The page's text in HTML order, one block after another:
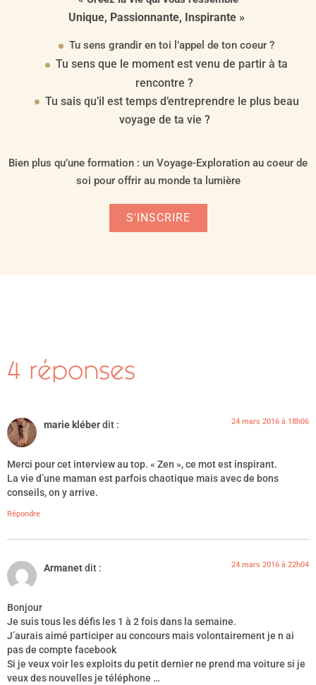
Unique, Passionnante, Inspirante »
Tu sens grandir en toi l’appel de ton coeur ?
Tu sens que le moment est venu de partir à ta
rencontre ?
Tu sais qu’il est temps d’entreprendre le plus beau
voyage de ta vie ?
Bien plus qu’une formation : un Voyage-Exploration au coeur de
soi pour offrir au monde ta lumière
S'INSCRIRE
4 réponses
marie kléberdit : 24 mars 2016 à 18h06
Merci pour cet interview au top. « Zen », ce mot est inspirant.
La vie d’une maman est parfois chaotique mais avec de bons
conseils, on y arrive.
Répondre
Armanetdit : 24 mars 2016 à 22h04
Bonjour
Je suis tous les défis les 1 à 2 fois dans la semaine.
J’aurais aimé participer au concours mais volontairement je n ai
pas de compte facebook
Si je veux voir les exploits du petit dernier ne prend ma voiture si je
veux des nouvelles je téléphone …